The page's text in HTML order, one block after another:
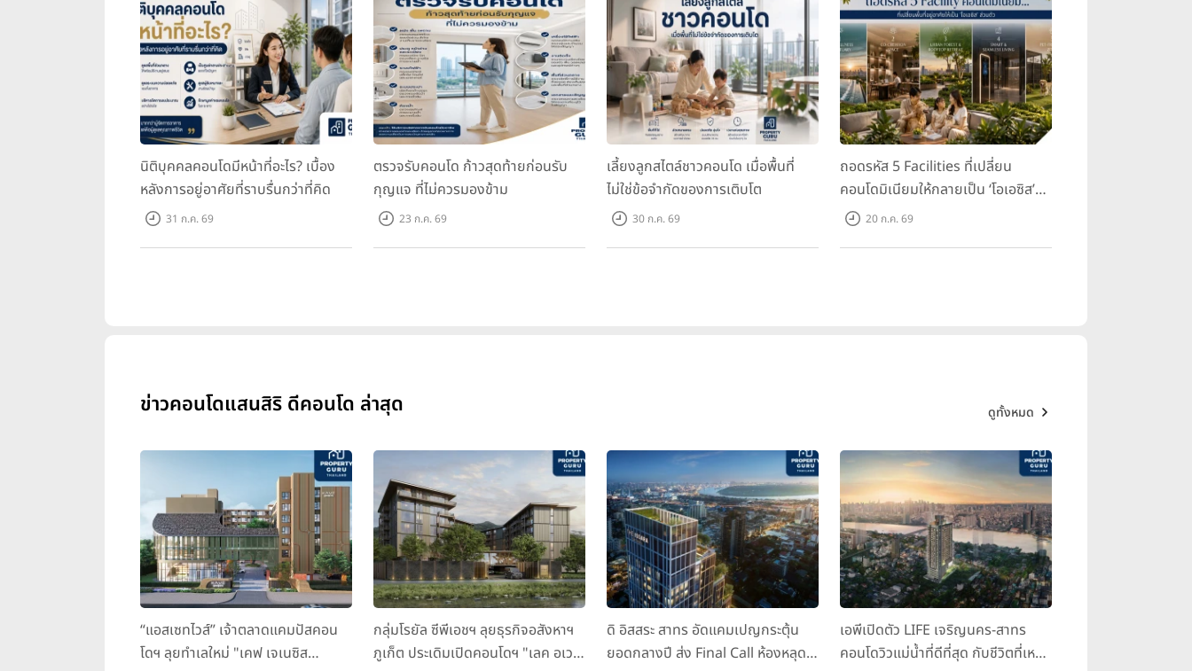
นิติบุคคลคอนโดมีหน้าที่อะไร? เบื้อง
หลังการอยู่อาศัยที่ราบรื่นกว่าที่คิด
31 ก.ค. 69
ตรวจรับคอนโด ก้าวสุดท้ายก่อนรับ
กุญแจ ที่ไม่ควรมองข้าม
23 ก.ค. 69
เลี้ยงลูกสไตล์ชาวคอนโด เมื่อพื้นที่
ไม่ใช่ข้อจำกัดของการเติบโต
30 ก.ค. 69
ถอดรหัส 5 Facilities ที่เปลี่ยน
คอนโดมิเนียมให้กลายเป็น ‘โอเอซิส’
ส่วนตัวกลางเมือง
20 ก.ค. 69
ข่าวคอนโดแสนสิริ ดีคอนโด ล่าสุด ดูทั้งหมด
“แอสเซทไวส์” เจ้าตลาดแคมปัสคอน
โดฯ ลุยทำเลใหม่ "เคฟ เจเนซิส
กลุ่มโรยัล ซีพีเอชฯ ลุยธุรกิจอสังหาฯ
ภูเก็ต ประเดิมเปิดคอนโดฯ "เลค อเวนิ
ดิ อิสสระ สาทร อัดแคมเปญกระตุ้น
ยอดกลางปี ส่ง Final Call ห้องหลุด
เอพีเปิดตัว LIFE เจริญนคร-สาทร
คอนโดวิวแม่น้ำที่ดีที่สุด กับชีวิตที่เหนือ